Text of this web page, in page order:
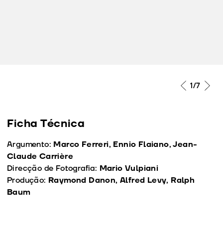
1/7
Ficha Técnica
Argumento: Marco Ferreri, Ennio Flaiano, Jean-
Claude Carrière
Direcção de Fotografia: Mario Vulpiani
Produção: Raymond Danon, Alfred Levy, Ralph
Baum